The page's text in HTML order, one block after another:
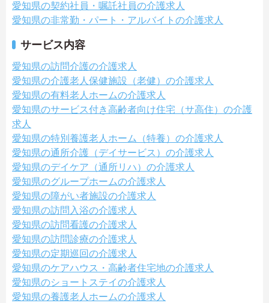
愛知県の契約社員・嘱託社員の介護求人
愛知県の非常勤・パート・アルバイトの介護求人
サービス内容
愛知県の訪問介護の介護求人
愛知県の介護老人保健施設（老健）の介護求人
愛知県の有料老人ホームの介護求人
愛知県のサービス付き高齢者向け住宅（サ高住）の介護
求人
愛知県の特別養護老人ホーム（特養）の介護求人
愛知県の通所介護（デイサービス）の介護求人
愛知県のデイケア（通所リハ）の介護求人
愛知県のグループホームの介護求人
愛知県の障がい者施設の介護求人
愛知県の訪問入浴の介護求人
愛知県の訪問看護の介護求人
愛知県の訪問診療の介護求人
愛知県の定期巡回の介護求人
愛知県のケアハウス・高齢者住宅地の介護求人
愛知県のショートステイの介護求人
愛知県の養護老人ホームの介護求人